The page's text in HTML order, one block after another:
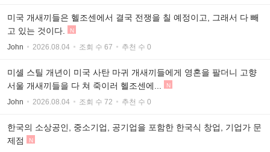
미국 개새끼들은 헬조센에서 결국 전쟁을 칠 예정이고, 그래서 다 빼
고 있는 것이다.
N
John 2026.08.04 조회 수 67 추천 수 0
미셸 스틸 개년이 미국 사탄 마귀 개새끼들에게 영혼을 팔더니 고향
서울 개새끼들을 다 쳐 죽이러 헬조센에...
N
John 2026.08.04 조회 수 72 추천 수 0
한국의 소상공인, 중소기업, 공기업을 포함한 한국식 창업, 기업가 문
제점
N